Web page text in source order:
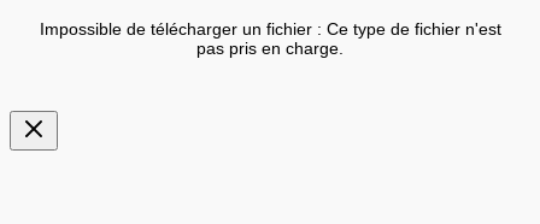
Impossible de télécharger un fichier : Ce type de fichier n'est
pas pris en charge.